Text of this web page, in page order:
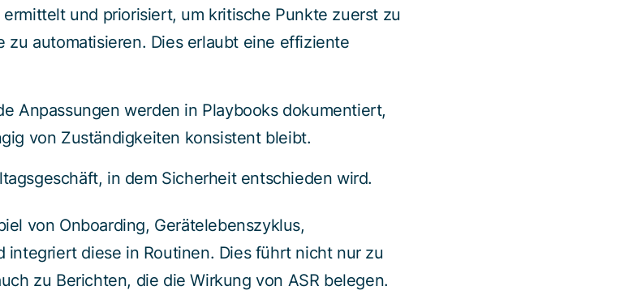
und priorisiert, um kritische Punkte zuerst zu
zu automatisieren. Dies erlaubt eine effiziente
Anpassungen werden in Playbooks dokumentiert,
von Zuständigkeiten konsistent bleibt.
in dem Sicherheit entschieden wird.
von Onboarding, Gerätelebenszyklus,
integriert diese in Routinen. Dies führt nicht nur zu
zu Berichten, die die Wirkung von ASR belegen.